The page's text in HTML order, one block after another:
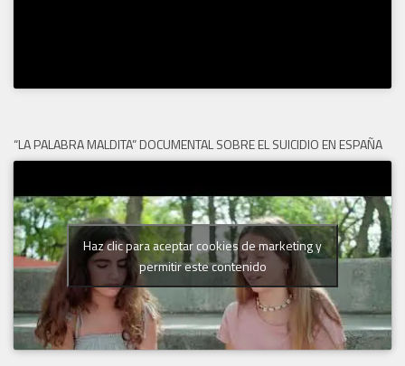
“LA PALABRA MALDITA” DOCUMENTAL SOBRE EL SUICIDIO EN ESPAÑA
Haz clic para aceptar cookies de marketing y
permitir este contenido